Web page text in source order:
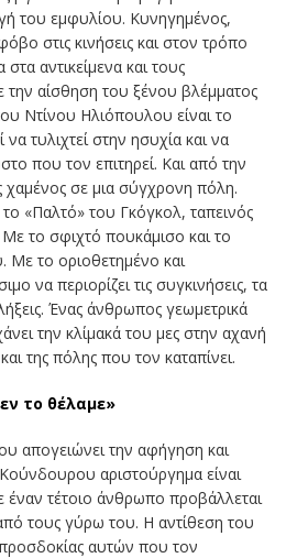
του εμφυλίου. Κυνηγημένος,
στις κινήσεις και στον τρόπο
αντικείμενα και τους
αίσθηση του ξένου βλέμματος
Ντίνου Ηλιόπουλου είναι το
τυλιχτεί στην ησυχία και να
που τον επιτηρεί. Και από την
σε μια σύγχρονη πόλη.
«Παλτό» του Γκόγκολ, ταπεινός
το σφιχτό πουκάμισο και το
Με το οριοθετημένο και
να περιορίζει τις συγκινήσεις, τα
Ένας άνθρωπος γεωμετρικά
την κλίμακά του μες στην αχανή
της πόλης που τον καταπίνει.
το θέλαμε»
απογειώνει την αφήγηση και
αριστούργημα είναι
τέτοιο άνθρωπο προβάλλεται
τους γύρω του. Η αντίθεση του
αυτών που τον